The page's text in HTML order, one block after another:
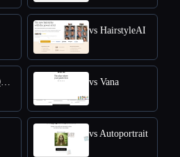
vs HairstyleAI
vs CustomQR AI vs Vana
vs Autoportrait